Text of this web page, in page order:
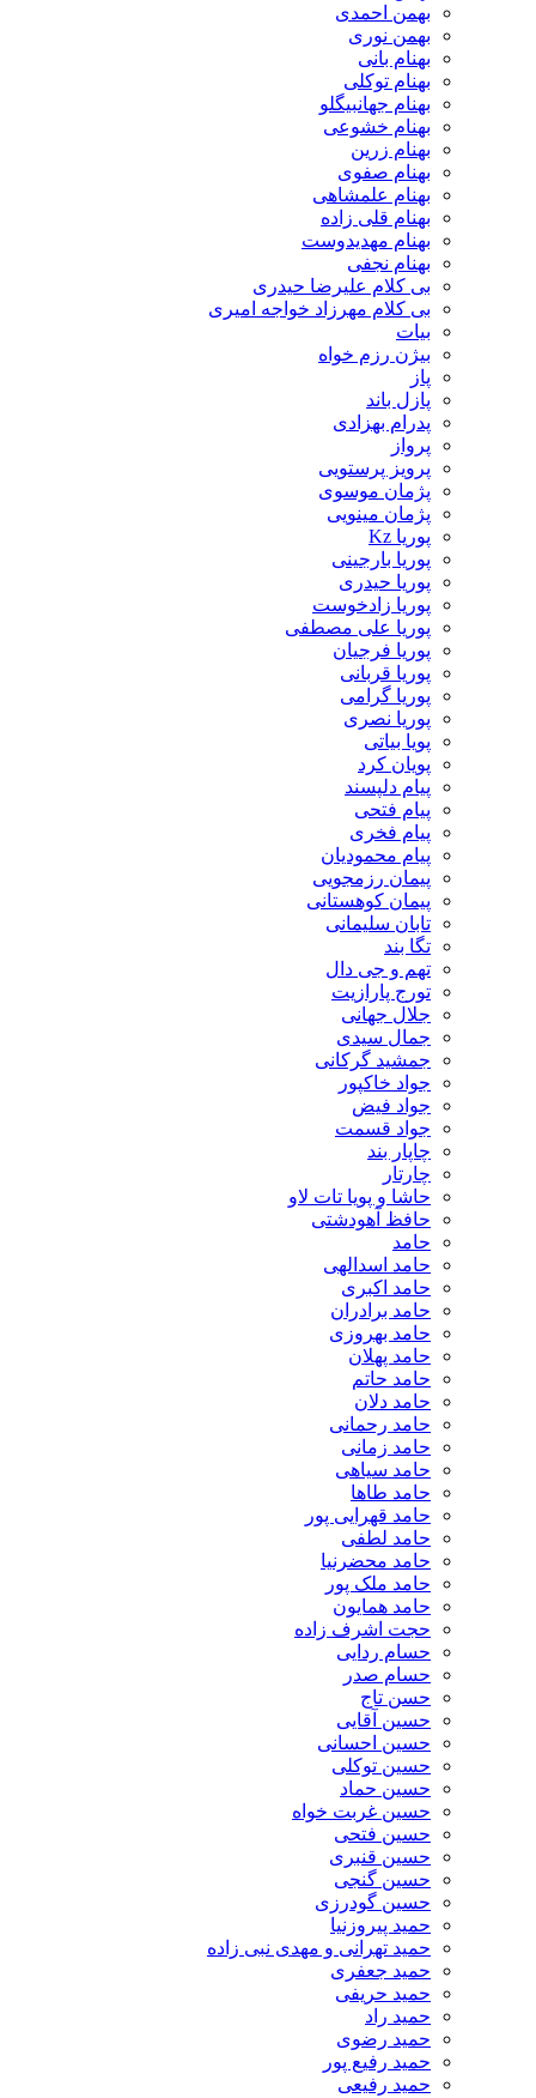
بهمن احمدی
بهمن نوری
بهنام بانی
بهنام توکلی
بهنام جهانبیگلو
بهنام خشوعی
بهنام زرین
بهنام صفوی
بهنام علمشاهی
بهنام قلی زاده
بهنام مهدیدوست
بهنام نجفی
بی کلام علیرضا حیدری
بی کلام مهرزاد خواجه امیری
بیژن رزم خواه
پازل باند
پدرام بهزادی
پرویز پرستویی
پژمان موسوی
پژمان مینویی
پوریا بارجینی
پوریا حیدری
پوریا زادخوست
پوریا علی مصطفی
پوریا فرجیان
پوریا قربانی
پوریا گرامی
پوریا نصری
پویا بیاتی
پویان کرد
پیام دلپسند
پیام فتحی
پیام فخری
پیام محمودیان
پیمان رزمجویی
پیمان کوهستانی
تابان سلیمانی
تهم و جی دال
تورج پارازیت
جلال جهانی
جمال سیدی
جمشید گرکانی
جواد خاکپور
جواد فیض
جواد قسمت
چاپار بند
حاشا و پویا تات لاو
حافظ آهودشتی
حامد اسدالهی
حامد اکبری
حامد برادران
حامد بهروزی
حامد پهلان
حامد حاتم
حامد دلان
حامد رحمانی
حامد زمانی
حامد سیاهی
حامد طاها
حامد قهرایی پور
حامد لطفی
حامد محضرنیا
حامد ملک پور
حامد همایون
حجت اشرف زاده
حسام ردایی
حسام صدر
حسن تاج
حسین آقایی
حسین احسانی
حسین توکلی
حسین حماد
حسین غربت خواه
حسین فتحی
حسین قنبری
حسین گنجی
حسین گودرزی
حمید پیروزنیا
حمید تهرانی و مهدی نبی زاده
حمید جعفری
حمید حریفی
حمید راد
حمید رضوی
حمید رفیع پور
حمید رفیعی